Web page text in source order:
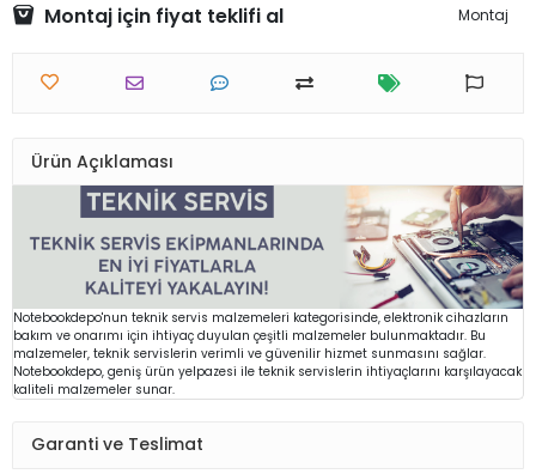
Montaj için fiyat teklifi al Montaj
Ürün Açıklaması
Notebookdepo'nun teknik servis malzemeleri kategorisinde, elektronik cihazların
bakım ve onarımı için ihtiyaç duyulan çeşitli malzemeler bulunmaktadır. Bu
malzemeler, teknik servislerin verimli ve güvenilir hizmet sunmasını sağlar.
Notebookdepo, geniş ürün yelpazesi ile teknik servislerin ihtiyaçlarını karşılayacak
kaliteli malzemeler sunar.
Garanti ve Teslimat